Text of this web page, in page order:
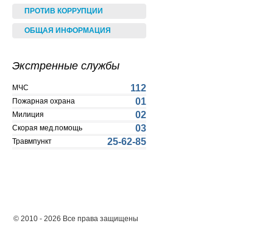
ПРОТИВ КОРРУПЦИИ
ОБЩАЯ ИНФОРМАЦИЯ
Экстренные службы
МЧС 112
Пожарная охрана 01
Милиция 02
Скорая мед.помощь 03
Травмпункт 25-62-85
© 2010 - 2026 Все права защищены